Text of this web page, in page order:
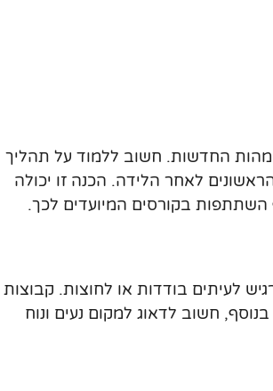
החדשות. חשוב ללמוד על תהליך
לאחר הלידה. הכנה זו יכולה
השתתפות בקורסים המיועדים לכך.
לעיתים בודדות או לחוצות. קבוצות
חשוב לדאוג למקום נעים ונוח